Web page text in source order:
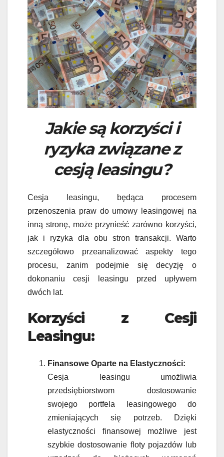
Jakie są korzyści i
ryzyka związane z
cesją leasingu?
Cesja leasingu, będąca procesem
przenoszenia praw do umowy leasingowej na
inną stronę, może przynieść zarówno korzyści,
jak i ryzyka dla obu stron transakcji. Warto
szczegółowo przeanalizować aspekty tego
procesu, zanim podejmie się decyzję o
dokonaniu cesji leasingu przed upływem
dwóch lat.
Korzyści z Cesji
Leasingu:
Finansowe Oparte na Elastyczności:
Cesja leasingu umożliwia
przedsiębiorstwom dostosowanie
swojego portfela leasingowego do
zmieniających się potrzeb. Dzięki
elastyczności finansowej możliwe jest
szybkie dostosowanie floty pojazdów lub